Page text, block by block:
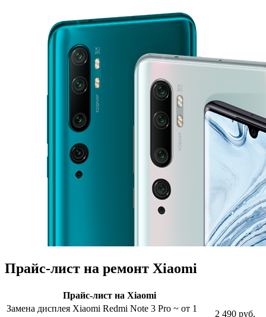
Прайс-лист на ремонт Xiaomi
Прайс-лист на Xiaomi
Замена дисплея Xiaomi Redmi Note 3 Pro ~ от 1
2 490 руб.